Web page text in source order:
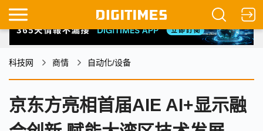
科技网 商情 自动化/设备
京东方亮相首届AIE AI+显示融